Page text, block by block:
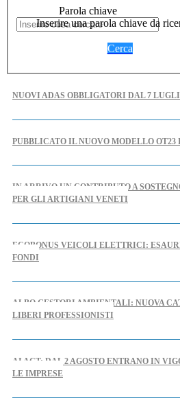
Parola chiave
Inserire una parola chiave da
Cerca
NUOVI ADAS OBBLIGATORI DAL 7
PUBBLICATO IL NUOVO MODELLO OT23
IN ARRIVO UN CONTRIBUTO A
PER GLI ARTIGIANI VENETI
ECOBONUS VEICOLI ELETTRICI:
FONDI
ALBO GESTORI AMBIENTALI: NUOVA
LIBERI PROFESSIONISTI
AI ACT: DAL 2 AGOSTO ENTRANO IN
LE IMPRESE